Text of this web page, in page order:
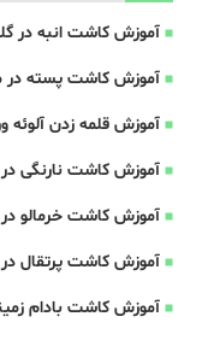
آموزش کاشت انبه در
آموزش کاشت پسته در
آموزش قلمه زدن آلوئه
آموزش کاشت نارنگی
آموزش کاشت خرمالو
آموزش کاشت پرتقال
آموزش کاشت بادام